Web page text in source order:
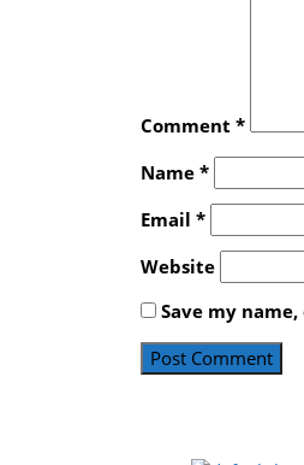
Comment *
Name *
Email *
Website
Save my